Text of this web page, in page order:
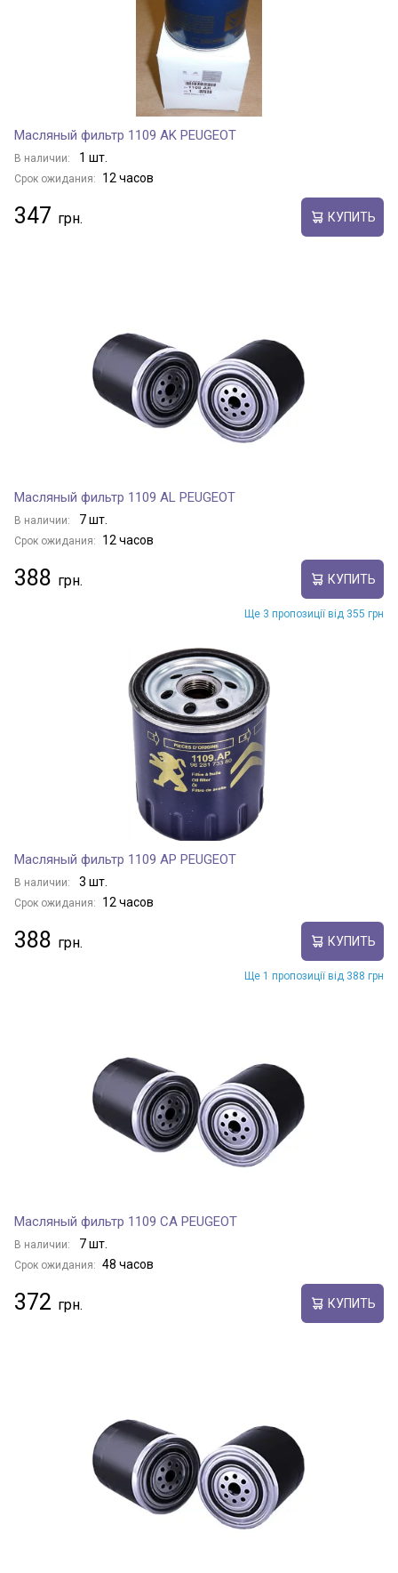
Масляный фильтр 1109 AK PEUGEOT
В наличии: 1 шт.
Срок ожидания: 12 часов
347 КУПИТЬ
Масляный фильтр 1109 AL PEUGEOT
В наличии: 7 шт.
Срок ожидания: 12 часов
388 КУПИТЬ
Ще 3 пропозиції від 355 грн
Масляный фильтр 1109 AP PEUGEOT
В наличии: 3 шт.
Срок ожидания: 12 часов
388 КУПИТЬ
Ще 1 пропозиції від 388 грн
Масляный фильтр 1109 CA PEUGEOT
В наличии: 7 шт.
Срок ожидания: 48 часов
372 КУПИТЬ